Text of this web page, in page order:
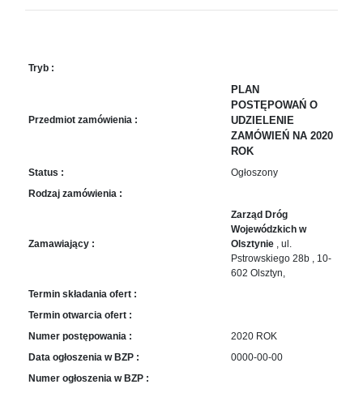
Załatw
Praca
Sprzedaż
mienia
publiczne
danych
Deklaracja
Kontakt
Tryb :
Przedmiot zamówienia :
PLAN
POSTĘPOWAŃ O
UDZIELENIE
ZAMÓWIEŃ NA 2020
ROK
Status :
Ogłoszony
Rodzaj zamówienia :
Zamawiający :
Zarząd Dróg
Wojewódzkich w
Olsztynie , ul.
Pstrowskiego 28b , 10-
602 Olsztyn,
Termin składania ofert :
Termin otwarcia ofert :
Numer postępowania :
2020 ROK
Data ogłoszenia w BZP :
0000-00-00
Numer ogłoszenia w BZP :